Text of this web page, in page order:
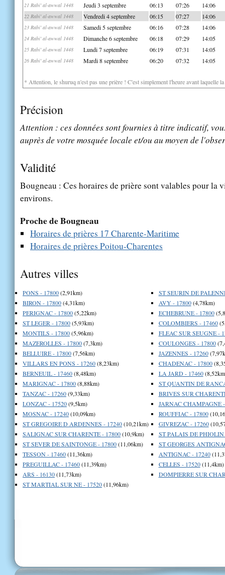
21 Rabi' al-awwal 1448 Jeudi 3 septembre 06:13 07:26 14:06
22 Rabi' al-awwal 1448 Vendredi 4 septembre 06:15 07:27 14:06
23 Rabi' al-awwal 1448 Samedi 5 septembre 06:16 07:28 14:06
24 Rabi' al-awwal 1448 Dimanche 6 septembre 06:18 07:29 14:05
25 Rabi' al-awwal 1448 Lundi 7 septembre 06:19 07:31 14:05
26 Rabi' al-awwal 1448 Mardi 8 septembre 06:20 07:32 14:05
* Attention, le shuruq n'est pas une prière ! C'est simplement l'heure avant laquelle
Précision
Attention : ces données sont fournies à titre indicatif,
auprès de votre mosquée locale et/ou au moyen de
Validité
Bougneau : Ces horaires de prière sont valables pour la
environs.
Proche de Bougneau
Horaires de prières 17 Charente-Maritime
Horaires de prières Poitou-Charentes
Autres villes
PONS - 17800(2,91km)
BIRON - 17800(4,31km)
PERIGNAC - 17800(5,22km)
ST LEGER - 17800(5,93km)
MONTILS - 17800(5,96km)
MAZEROLLES - 17800(7,3km)
BELLUIRE - 17800(7,56km)
VILLARS EN PONS - 17260(8,23km)
BERNEUIL - 17460(8,48km)
MARIGNAC - 17800(8,88km)
TANZAC - 17260(9,33km)
LONZAC - 17520(9,5km)
MOSNAC - 17240(10,09km)
ST GREGOIRE D ARDENNES - 17240(10,21km)
SALIGNAC SUR CHARENTE - 17800(10,9km)
ST SEVER DE SAINTONGE - 17800(11,06km)
TESSON - 17460(11,36km)
PREGUILLAC - 17460(11,39km)
ARS - 16130(11,73km)
ST MARTIAL SUR NE - 17520(11,96km)
ST SEURIN DE
AVY - 17800(4,78km)
ECHEBRUNE - 17800
COLOMBIERS - 17460
FLEAC SUR SEUGNE -
COULONGES - 17800
JAZENNES - 17260
CHADENAC - 17800
LA JARD - 17460
ST QUANTIN DE
BRIVES SUR
JARNAC CHAMPAGNE
ROUFFIAC - 17800
GIVREZAC - 17260
ST PALAIS DE PHIOLIN
ST GEORGES
ANTIGNAC - 17240
CELLES - 17520(11,4km)
DOMPIERRE SUR